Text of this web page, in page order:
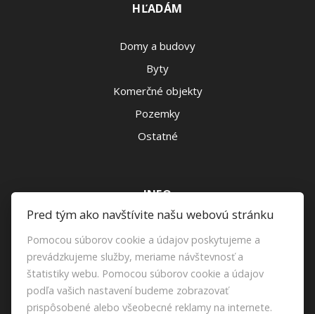
HĽADÁM
Domy a budovy
Byty
Komerčné objekty
Pozemky
Ostatné
INFO
Napíšte nám
Kontakt
Pred tým ako navštívite našu webovú stránku
Pomocou súborov cookie a údajov poskytujeme a
prevádzkujeme služby, meriame návštevnosť a
štatistiky webu. Pomocou súborov cookie a údajov
podľa vašich nastavení budeme zobrazovať
prispôsobené alebo všeobecné reklamy na internete.